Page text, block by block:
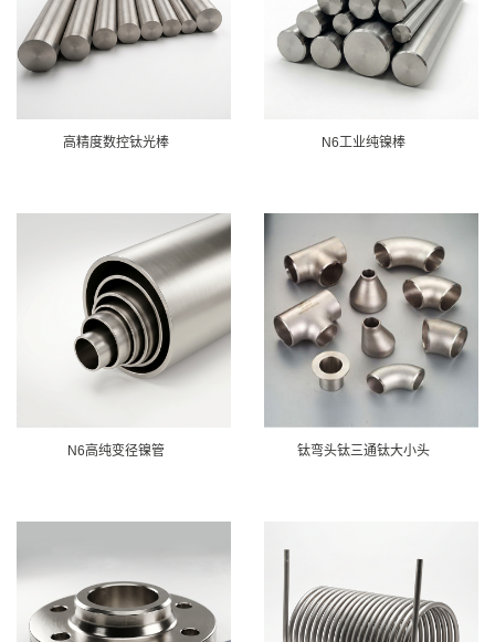
高精度数控钛光棒 N6工业纯镍棒
N6高纯变径镍管 钛弯头钛三通钛大小头